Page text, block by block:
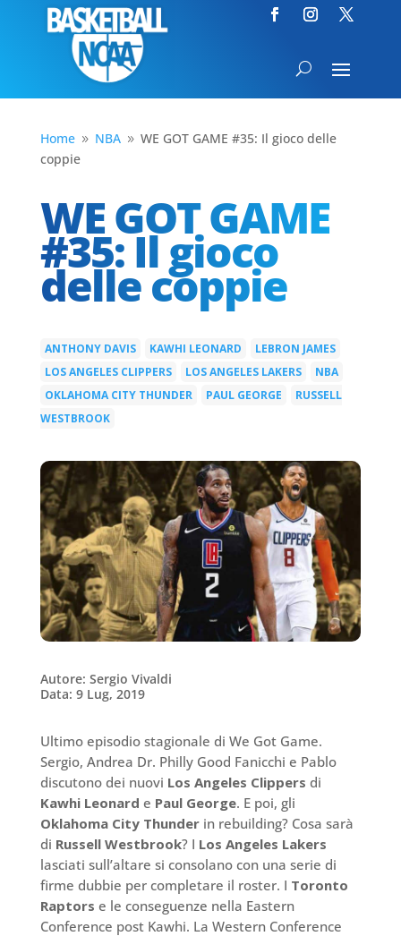
Home 9 NBA 9 WE GOT GAME #35: Il gioco delle
coppie
WE GOT GAME
#35: Il gioco
delle coppie
ANTHONY DAVIS KAWHI LEONARD LEBRON JAMES
LOS ANGELES CLIPPERS LOS ANGELES LAKERS NBA
OKLAHOMA CITY THUNDER PAUL GEORGE
RUSSELL
WESTBROOK
Autore: Sergio Vivaldi
Data: 9 Lug, 2019
Ultimo episodio stagionale di We Got Game.
Sergio, Andrea Dr. Philly Good Fanicchi e Pablo
discutono dei nuovi Los Angeles Clippers di
Kawhi Leonard e Paul George. E poi, gli
Oklahoma City Thunderin rebuilding? Cosa sarà
di Russell Westbrook? I Los Angeles Lakers
lasciati sull’altare si consolano con una serie di
firme dubbie per completare il roster. I Toronto
Raptors e le conseguenze nella Eastern
Conference post Kawhi. La Western Conference